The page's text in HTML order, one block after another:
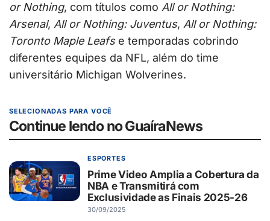
or Nothing, com títulos como All or Nothing:
Arsenal, All or Nothing: Juventus, All or Nothing:
Toronto Maple Leafse temporadas cobrindo
diferentes equipes da NFL, além do time
universitário Michigan Wolverines.
SELECIONADAS PARA VOCÊ
Continue lendo no GuaíraNews
ESPORTES
Prime Video Amplia a Cobertura da
NBA e Transmitirá com
Exclusividade as Finais 2025-26
30/09/2025